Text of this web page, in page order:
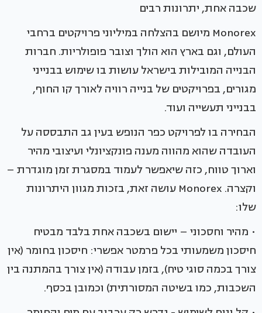
שכבה אחת, יתרונות רבים
Monorex מיושם בהצלחה במיליוני פרויקטים ברחבי
העולם, וגם בארץ הוא הולך וצובר פופולריות. חברות
הבנייה המובילות בישראל עושות בו שימוש בבנייני
מגורים, בפרויקטים של בנייה רוויה לאורך קו החוף,
בבנייני תעשייה ועוד.
הבחירה בו לפרויקט כפר הנופש בעין גב התבססה על
העובדה שהוא מהווה מענה פונקציונלי ועיצובי מהיר
וארוך טווח, כזה שיאפשר לעמוד במסגרת זמן מוגדרת –
וקצרה. Monorex עושה זאת, בזכות מגוון היתרונות
שלו:
• מהיר וחסכוני – יישום בשכבה אחת בלבד מבטיח
חיסכון משמעותי בכל פרמטר אפשרי: חיסכון בחומר (אין
צורך בכמה סוגי טיח), בזמן עבודה (אין צורך בהמתנה בין
השכבות, כמו בשיטה המסורתית) וכמובן בכסף.